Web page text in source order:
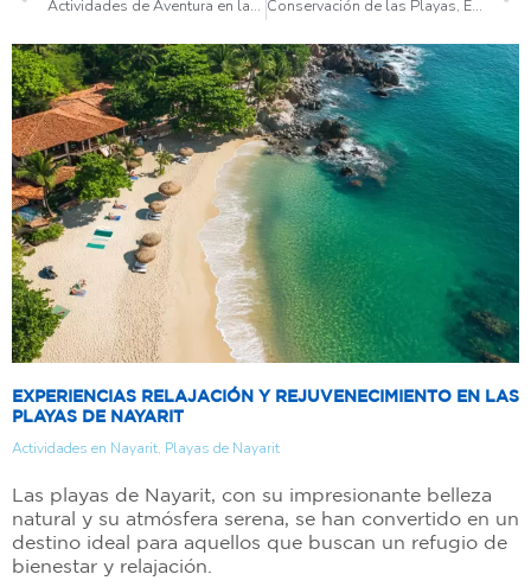
Actividades de Aventura en las Playas de Nayarit Conservación de las Playas, Esfuerzos para Proteger los Ecosistemas Costeros de Nayarit
EXPERIENCIAS RELAJACIÓN Y REJUVENECIMIENTO EN LAS
PLAYAS DE NAYARIT
Actividades en Nayarit, Playas de Nayarit
Las playas de Nayarit, con su impresionante belleza
natural y su atmósfera serena, se han convertido en un
destino ideal para aquellos que buscan un refugio de
bienestar y relajación.